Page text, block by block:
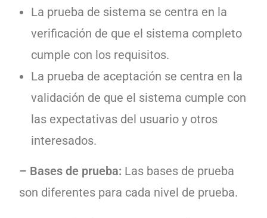
La prueba de sistema se centra en la
verificación de que el sistema completo
cumple con los requisitos.
La prueba de aceptación se centra en la
validación de que el sistema cumple con
las expectativas del usuario y otros
interesados.
– Bases de prueba: Las bases de prueba
son diferentes para cada nivel de prueba.